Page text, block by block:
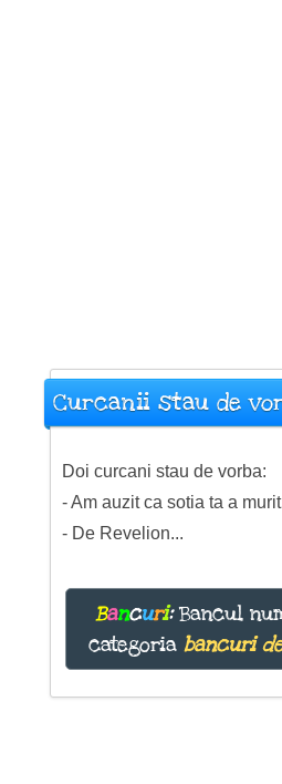
Curcanii stau de
Doi curcani stau de vorba:
- Am auzit ca sotia ta a
- De Revelion...
Bancuri:Bancul
categoria bancuri